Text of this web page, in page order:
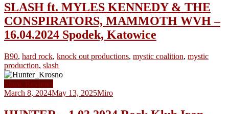
SLASH ft. MYLES KENNEDY & THE
CONSPIRATORS, MAMMOTH WVH –
16.04.2024 Spodek, Katowice
B90, hard rock, knock out productions, mystic coalition, mystic
production, slash
Show Reviews
March 8, 2024May 13, 2025Miro